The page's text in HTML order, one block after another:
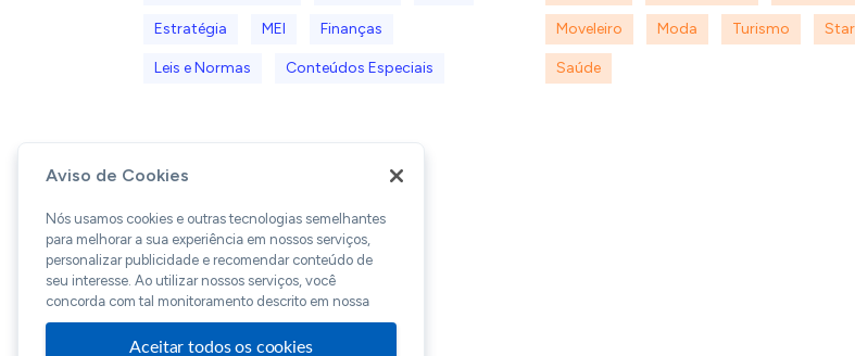
Estratégia MEI Finanças
Leis e Normas Conteúdos Especiais
Moveleiro Moda Turismo
Saúde
Aviso de Cookies
Nós usamos cookies e outras tecnologias semelhantes
para melhorar a sua experiência em nossos serviços,
personalizar publicidade e recomendar conteúdo de
seu interesse. Ao utilizar nossos serviços, você
concorda com tal monitoramento descrito em nossa
Aceitar todos os cookies